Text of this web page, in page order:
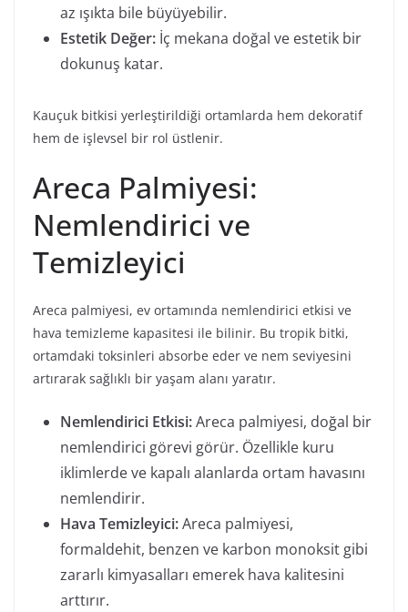
az ışıkta bile büyüyebilir.
Estetik Değer: İç mekana doğal ve estetik bir
dokunuş katar.
Kauçuk bitkisi yerleştirildiği ortamlarda hem dekoratif
hem de işlevsel bir rol üstlenir.
Areca Palmiyesi:
Nemlendirici ve
Temizleyici
Areca palmiyesi, ev ortamında nemlendirici etkisi ve
hava temizleme kapasitesi ile bilinir. Bu tropik bitki,
ortamdaki toksinleri absorbe eder ve nem seviyesini
artırarak sağlıklı bir yaşam alanı yaratır.
Nemlendirici Etkisi:Areca palmiyesi, doğal bir
nemlendirici görevi görür. Özellikle kuru
iklimlerde ve kapalı alanlarda ortam havasını
nemlendirir.
Hava Temizleyici:Areca palmiyesi,
formaldehit, benzen ve karbon monoksit gibi
zararlı kimyasalları emerek hava kalitesini
arttırır.